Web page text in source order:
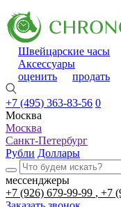
Швейцарские часы
Аксессуары
оценить
продать
+7 (495) 363-83-56 0
Москва
Москва
Санкт-Петербург
Рубли Доллары
мессенджеры
+7 (926) 679-99-99
+7